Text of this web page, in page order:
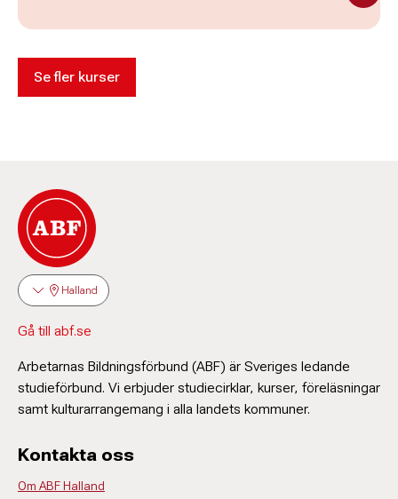
Se fler kurser
Halland
Gå till abf.se
Arbetarnas Bildningsförbund (ABF) är Sveriges ledande
studieförbund. Vi erbjuder studiecirklar, kurser, föreläsningar
samt kulturarrangemang i alla landets kommuner.
Kontakta oss
Om ABF Halland